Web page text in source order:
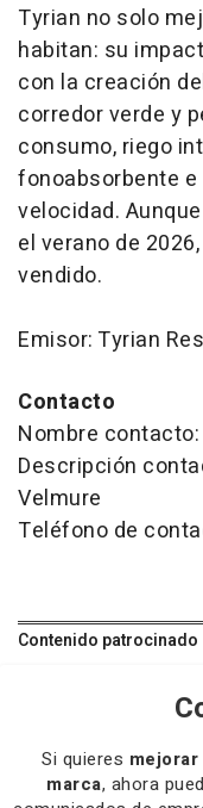
Tyrian no solo
habitan: su
con la creación
corredor verde y
consumo, riego
fonoabsorbente
velocidad.
el verano de
vendido.
Emisor: Tyrian
Contacto
Nombre
Descripción
Velmure
Teléfono de
Contenido patrocinado
Si quieres
marca, ahora